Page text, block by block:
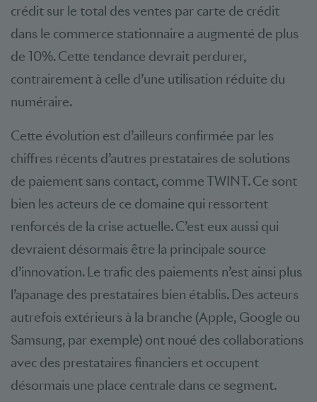
crédit sur le total des ventes par carte de crédit
dans le commerce stationnaire a augmenté de plus
de 10%. Cette tendance devrait perdurer,
contrairement à celle d’une utilisation réduite du
numéraire.
Cette évolution est d’ailleurs confirmée par les
chiffres récents d’autres prestataires de solutions
de paiement sans contact, comme TWINT. Ce sont
bien les acteurs de ce domaine qui ressortent
renforcés de la crise actuelle. C’est eux aussi qui
devraient désormais être la principale source
d’innovation. Le trafic des paiements n’est ainsi plus
l’apanage des prestataires bien établis. Des acteurs
autrefois extérieurs à la branche (Apple, Google ou
Samsung, par exemple) ont noué des collaborations
avec des prestataires financiers et occupent
désormais une place centrale dans ce segment.